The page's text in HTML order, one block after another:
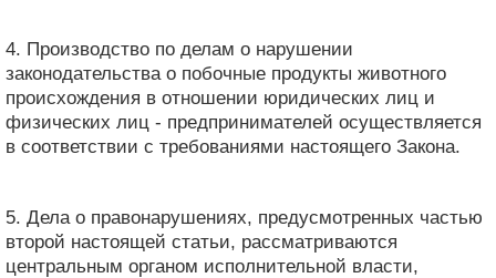
4. Производство по делам о нарушении
законодательства о побочные продукты животного
происхождения в отношении юридических лиц и
физических лиц - предпринимателей осуществляется
в соответствии с требованиями настоящего Закона.
5. Дела о правонарушениях, предусмотренных частью
второй настоящей статьи, рассматриваются
центральным органом исполнительной власти,